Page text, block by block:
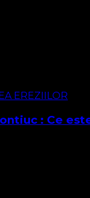
EREZIILOR
: Ce